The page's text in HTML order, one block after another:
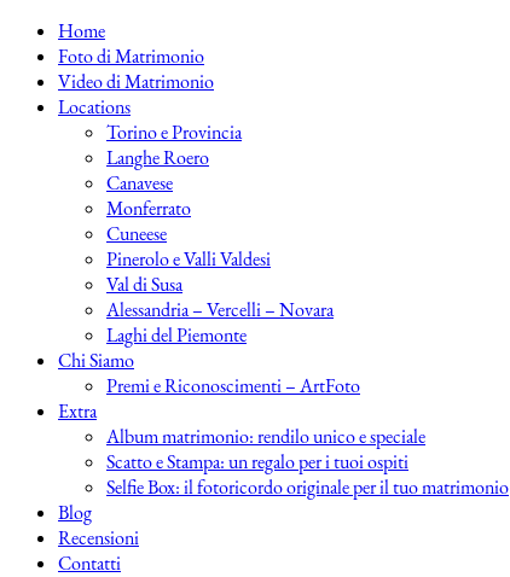
Home
Foto di Matrimonio
Video di Matrimonio
Locations
Torino e Provincia
Langhe Roero
Canavese
Monferrato
Cuneese
Pinerolo e Valli Valdesi
Val di Susa
Alessandria – Vercelli – Novara
Laghi del Piemonte
Chi Siamo
Premi e Riconoscimenti – ArtFoto
Extra
Album matrimonio: rendilo unico e speciale
Scatto e Stampa: un regalo per i tuoi ospiti
Selfie Box: il fotoricordo originale per il tuo matrimonio
Blog
Recensioni
Contatti